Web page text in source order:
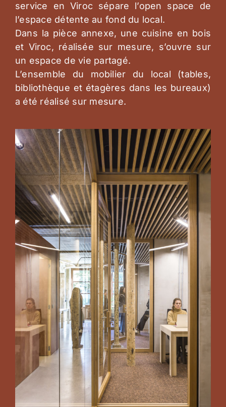
service en Viroc sépare l’open space de
l’espace détente au fond du local.
Dans la pièce annexe, une cuisine en bois
et Viroc, réalisée sur mesure, s’ouvre sur
un espace de vie partagé.
L’ensemble du mobilier du local (tables,
bibliothèque et étagères dans les bureaux)
a été réalisé sur mesure.